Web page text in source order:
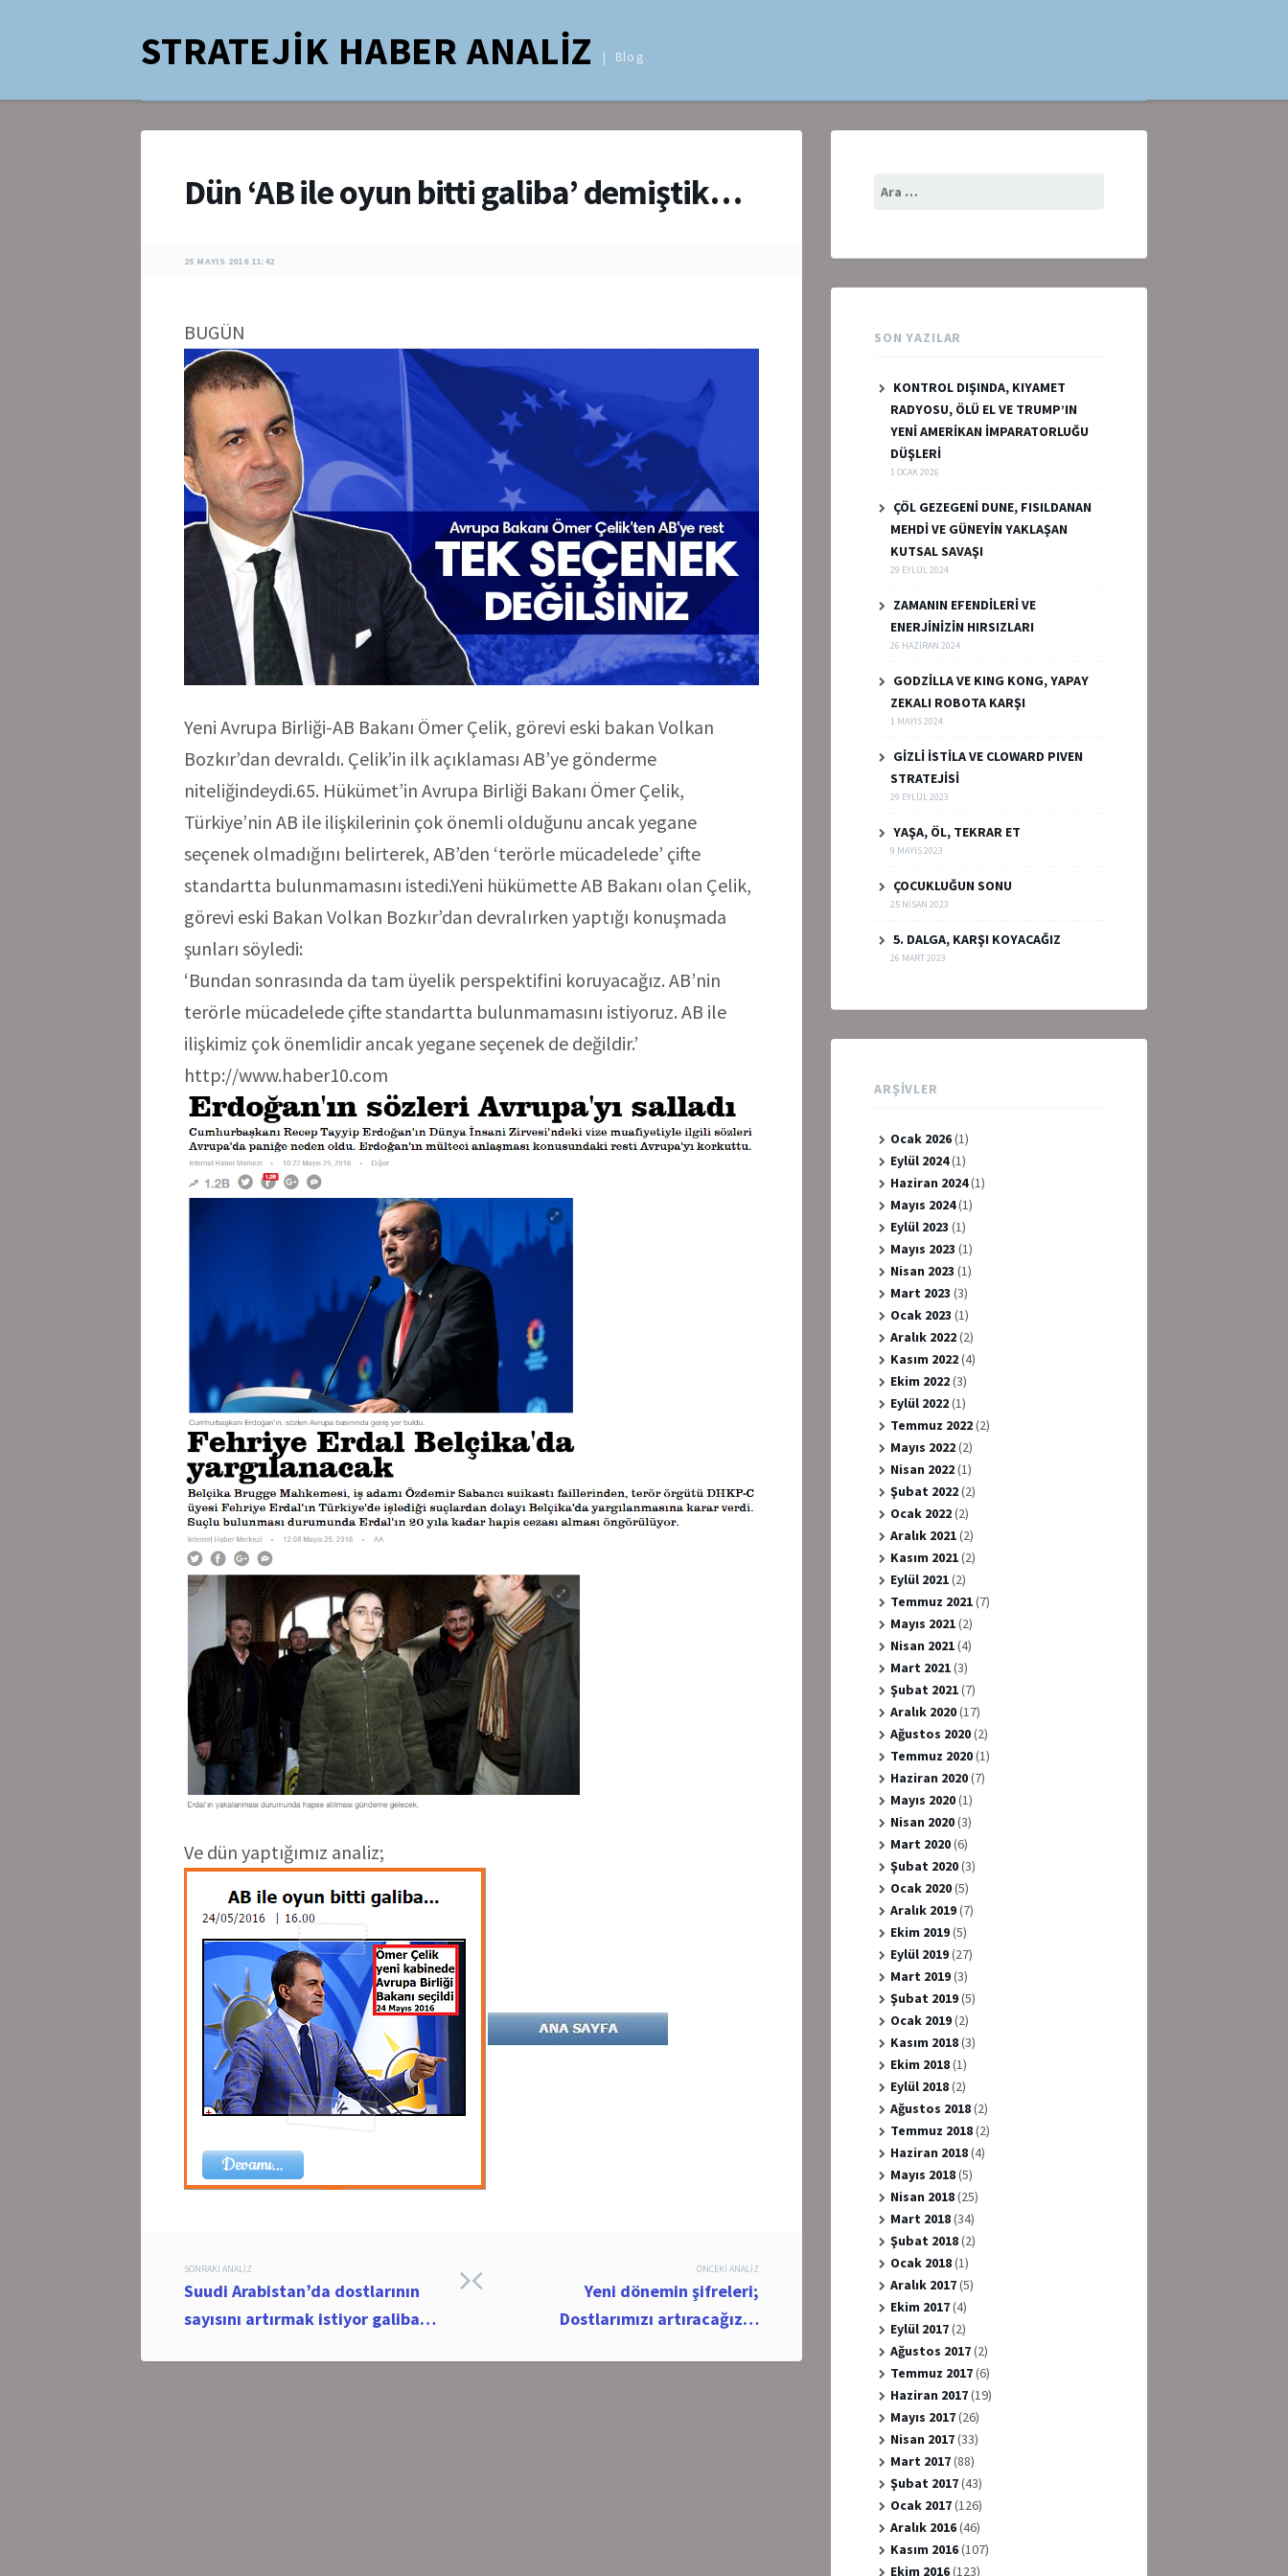
STRATEJİK HABER ANALİZ Blog
Dün ‘AB ile oyun bitti galiba’ demiştik…
25 MAYIS 2016 11:42
BUGÜN
Yeni Avrupa Birliği-AB Bakanı Ömer Çelik, görevi eski bakan Volkan
Bozkır’dan devraldı. Çelik’in ilk açıklaması AB’ye gönderme
niteliğindeydi.65. Hükümet’in Avrupa Birliği Bakanı Ömer Çelik,
Türkiye’nin AB ile ilişkilerinin çok önemli olduğunu ancak yegane
seçenek olmadığını belirterek, AB’den ‘terörle mücadelede’ çifte
standartta bulunmamasını istedi.Yeni hükümette AB Bakanı olan Çelik,
görevi eski Bakan Volkan Bozkır’dan devralırken yaptığı konuşmada
şunları söyledi:
‘Bundan sonrasında da tam üyelik perspektifini koruyacağız. AB’nin
terörle mücadelede çifte standartta bulunmamasını istiyoruz. AB ile
ilişkimiz çok önemlidir ancak yegane seçenek de değildir.’
http://www.haber10.com
Ve dün yaptığımız analiz;
Post
navigation
ÖNCEKI ANALIZ
Yeni dönemin şifreleri;
Dostlarımızı artıracağız…
SONRAKI ANALIZ
Suudi Arabistan’da dostlarının
sayısını artırmak istiyor galiba…
SON YAZILAR
KONTROL DIŞINDA, KIYAMET
RADYOSU, ÖLÜ EL VE TRUMP’IN
YENİ AMERİKAN İMPARATORLUĞU
DÜŞLERİ
1 OCAK 2026
ÇÖL GEZEGENİ DUNE, FISILDANAN
MEHDİ VE GÜNEYİN YAKLAŞAN
KUTSAL SAVAŞI
29 EYLÜL 2024
ZAMANIN EFENDİLERİ VE
ENERJİNİZİN HIRSIZLARI
26 HAZIRAN 2024
GODZİLLA VE KING KONG, YAPAY
ZEKALI ROBOTA KARŞI
1 MAYIS 2024
GİZLİ İSTİLA VE CLOWARD PIVEN
STRATEJİSİ
29 EYLÜL 2023
YAŞA, ÖL, TEKRAR ET
9 MAYIS 2023
ÇOCUKLUĞUN SONU
25 NISAN 2023
5. DALGA, KARŞI KOYACAĞIZ
26 MART 2023
ARŞIVLER
Ocak 2026(1)
Eylül 2024(1)
Haziran 2024(1)
Mayıs 2024(1)
Eylül 2023 (1)
Mayıs 2023 (1)
Nisan 2023 (1)
Mart 2023 (3)
Ocak 2023 (1)
Aralık 2022(2)
Kasım 2022(4)
Ekim 2022(3)
Eylül 2022(1)
Temmuz 2022(2)
Mayıs 2022(2)
Nisan 2022(1)
Şubat 2022(2)
Ocak 2022(2)
Aralık 2021(2)
Kasım 2021(2)
Eylül 2021(2)
Temmuz 2021(7)
Mayıs 2021(2)
Nisan 2021(4)
Mart 2021(3)
Şubat 2021(7)
Aralık 2020(17)
Ağustos 2020(2)
Temmuz 2020(1)
Haziran 2020(7)
Mayıs 2020(1)
Nisan 2020(3)
Mart 2020(6)
Şubat 2020(3)
Ocak 2020(5)
Aralık 2019(7)
Ekim 2019(5)
Eylül 2019(27)
Mart 2019(3)
Şubat 2019(5)
Ocak 2019(2)
Kasım 2018(3)
Ekim 2018(1)
Eylül 2018(2)
Ağustos 2018(2)
Temmuz 2018(2)
Haziran 2018(4)
Mayıs 2018(5)
Nisan 2018(25)
Mart 2018(34)
Şubat 2018(2)
Ocak 2018(1)
Aralık 2017(5)
Ekim 2017(4)
Eylül 2017(2)
Ağustos 2017(2)
Temmuz 2017(6)
Haziran 2017(19)
Mayıs 2017(26)
Nisan 2017(33)
Mart 2017(88)
Şubat 2017(43)
Ocak 2017(126)
Aralık 2016(46)
Kasım 2016(107)
Ekim 2016(123)